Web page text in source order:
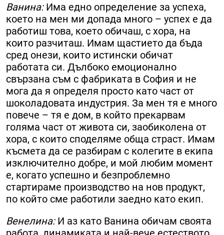
Ванина: Има едно определение за успеха,
което на мен ми допада много – успех е да
работиш това, което обичаш, с хора, на
които разчиташ. Имам щастието да бъда
сред онези, които истински обичат
работата си. Дълбоко емоционално
свързана съм с фабриката в София и не
мога да я определя просто като част от
шоколадовата индустрия. За мен тя е много
повече – тя е дом, в който прекарвам
голяма част от живота си, заобиколена от
хора, с които споделяме обща страст. Имам
късмета да се разбирам с колегите в екипа
изключително добре, и мой любим момент
е, когато успешно и безпроблемно
стартираме производство на нов продукт,
по който сме работили заедно като екип.
Венелина:И аз като Ванина обичам своята